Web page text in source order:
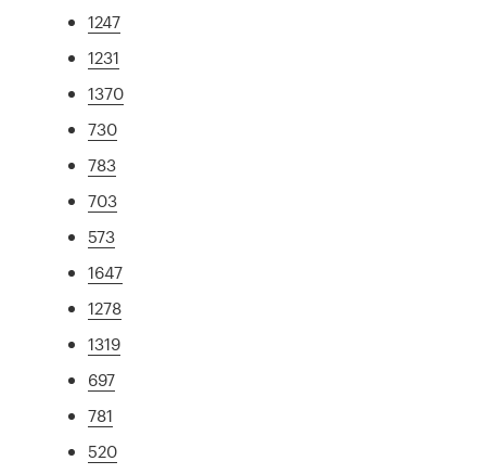
1247
1231
1370
730
783
703
573
1647
1278
1319
697
781
520